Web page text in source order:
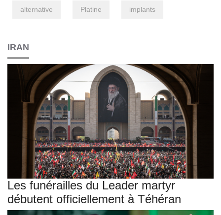
alternative Platine implants
IRAN
Les funérailles du Leader martyr
débutent officiellement à Téhéran